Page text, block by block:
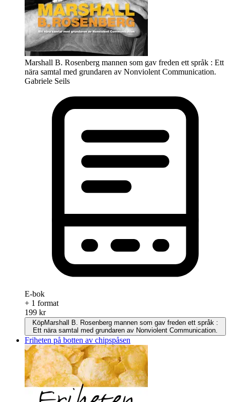
Marshall B. Rosenberg mannen som gav freden ett språk : Ett
nära samtal med grundaren av Nonviolent Communication.
Gabriele Seils
E-bok
+ 1 format
199 kr
KöpMarshall B. Rosenberg mannen som gav freden ett språk :
Ett nära samtal med grundaren av Nonviolent Communication.
Friheten på botten av chipspåsen